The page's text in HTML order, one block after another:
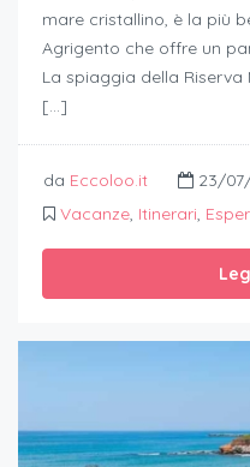
mare cristallino, è la più
Agrigento che offre un
La spiaggia della
[…]
da Eccoloo.it
23/
Vacanze, Itinerari,